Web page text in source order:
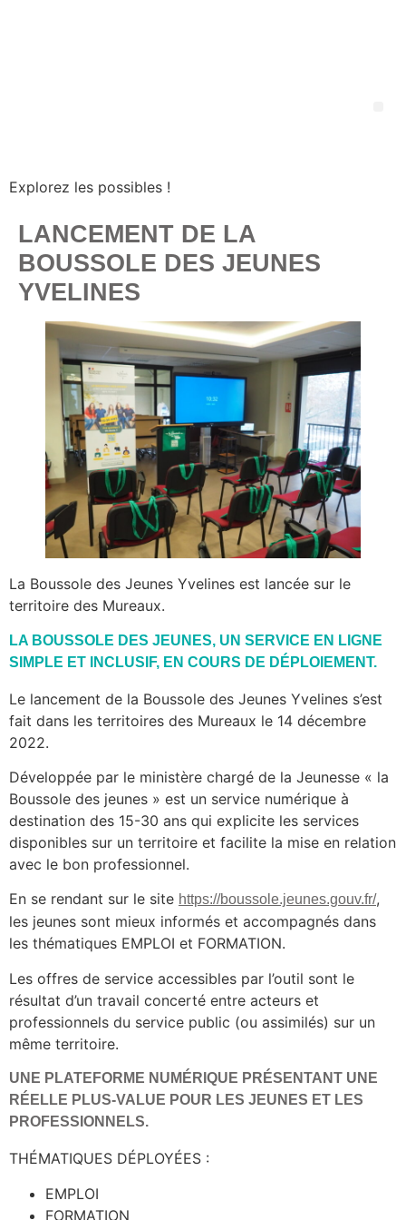
Explorez les possibles !
LANCEMENT DE LA
BOUSSOLE DES JEUNES
YVELINES
La Boussole des Jeunes Yvelines est lancée sur le
territoire des Mureaux.
LA BOUSSOLE DES JEUNES, UN SERVICE EN LIGNE
SIMPLE ET INCLUSIF, EN COURS DE DÉPLOIEMENT.
Le lancement de la Boussole des Jeunes Yvelines s’est
fait dans les territoires des Mureaux le 14 décembre
2022.
Développée par le ministère chargé de la Jeunesse « la
Boussole des jeunes » est un service numérique à
destination des 15-30 ans qui explicite les services
disponibles sur un territoire et facilite la mise en relation
avec le bon professionnel.
En se rendant sur le site https://boussole.jeunes.gouv.fr/,
les jeunes sont mieux informés et accompagnés dans
les thématiques EMPLOI et FORMATION.
Les offres de service accessibles par l’outil sont le
résultat d’un travail concerté entre acteurs et
professionnels du service public (ou assimilés) sur un
même territoire.
UNE PLATEFORME NUMÉRIQUE PRÉSENTANT UNE
RÉELLE PLUS-VALUE POUR LES JEUNES ET LES
PROFESSIONNELS.
THÉMATIQUES DÉPLOYÉES :
EMPLOI
FORMATION